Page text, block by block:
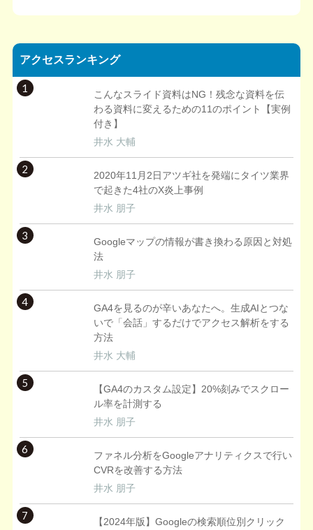
アクセスランキング
1
こんなスライド資料はNG！残念な資料を伝
わる資料に変えるための11のポイント【実例
付き】
井水 大輔
2
2020年11月2日アツギ社を発端にタイツ業界
で起きた4社のX炎上事例
井水 朋子
3
Googleマップの情報が書き換わる原因と対処
法
井水 朋子
4
GA4を見るのが辛いあなたへ。生成AIとつな
いで「会話」するだけでアクセス解析をする
方法
井水 大輔
5
【GA4のカスタム設定】20%刻みでスクロー
ル率を計測する
井水 朋子
6
ファネル分析をGoogleアナリティクスで行い
CVRを改善する方法
井水 朋子
7
【2024年版】Googleの検索順位別クリック